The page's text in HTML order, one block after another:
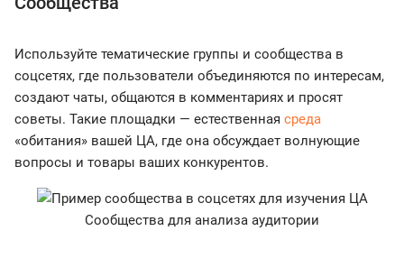
Используйте тематические группы и сообщества в
соцсетях, где пользователи объединяются по интересам,
создают чаты, общаются в комментариях и просят
советы. Такие площадки — естественная среда
«обитания» вашей ЦА, где она обсуждает волнующие
вопросы и товары ваших конкурентов.
Сообщества для анализа аудитории